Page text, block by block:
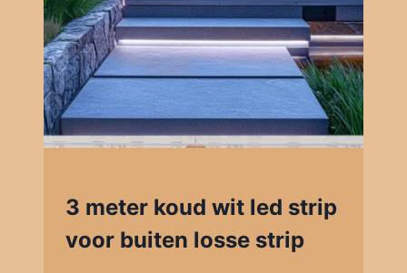
3 meter koud wit led strip
voor buiten losse strip